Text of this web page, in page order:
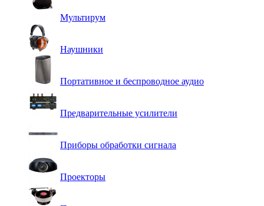
Мультирум
Наушники
Портативное и беспроводное аудио
Предварительные усилители
Приборы обработки сигнала
Проекторы